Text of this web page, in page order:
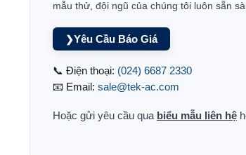
mẫu thử, đội ngũ của chúng tôi luôn sẵn
❯Yêu Cầu Báo Giá
📞 Điện thoại: (024) 6687 2330
📧 Email: sale@tek-ac.com
Hoặc gửi yêu cầu qua biểu mẫu liên hệ